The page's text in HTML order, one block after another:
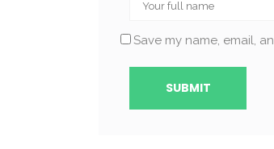
Save my name, email,